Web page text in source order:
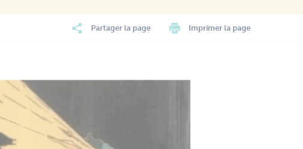
Partager la page Imprimer la page